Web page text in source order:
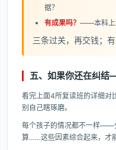
据？
有成果吗？ ——本科上
三条过关，再交钱；
五、如果你还在纠
看完上面4所复读班的详细对
别自己瞎琢磨。
每个孩子的情况都不一样——
算……这些因素综合起来，才